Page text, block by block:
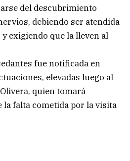
del descubrimiento
debiendo ser atendida
exigiendo que la lleven al
fue notificada en
elevadas luego al
quien tomará
falta cometida por la visita